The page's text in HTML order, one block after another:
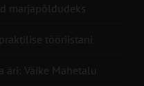
marjapõldudeks
tööriistani
äri: Väike Mahetalu